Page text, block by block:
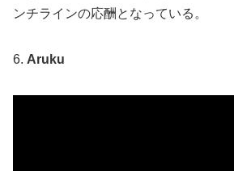
ンチラインの応酬となっている。
6. Aruku